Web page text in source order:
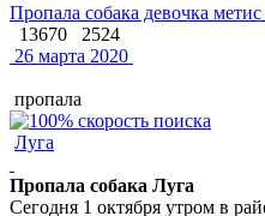
Пропала собака девочка
13670
2524
26 марта 2020
пропала
Луга
Пропала собака Луга
Сегодня 1 октября утром в